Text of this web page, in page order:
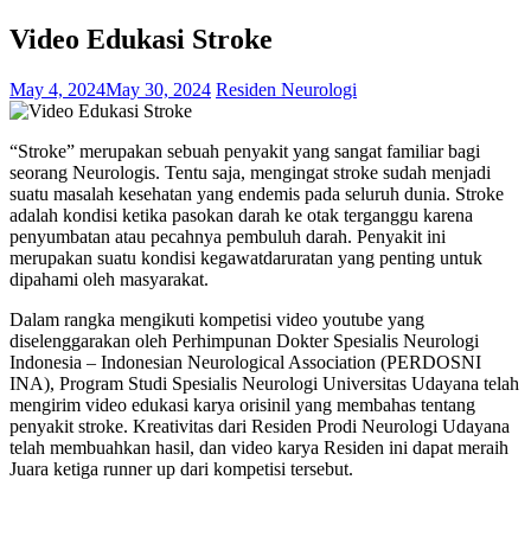
Video Edukasi Stroke
May 4, 2024May 30, 2024 Residen Neurologi
“Stroke” merupakan sebuah penyakit yang sangat familiar bagi
seorang Neurologis. Tentu saja, mengingat stroke sudah menjadi
suatu masalah kesehatan yang endemis pada seluruh dunia. Stroke
adalah kondisi ketika pasokan darah ke otak terganggu karena
penyumbatan atau pecahnya pembuluh darah. Penyakit ini
merupakan suatu kondisi kegawatdaruratan yang penting untuk
dipahami oleh masyarakat.
Dalam rangka mengikuti kompetisi video youtube yang
diselenggarakan oleh Perhimpunan Dokter Spesialis Neurologi
Indonesia – Indonesian Neurological Association (PERDOSNI
INA), Program Studi Spesialis Neurologi Universitas Udayana telah
mengirim video edukasi karya orisinil yang membahas tentang
penyakit stroke. Kreativitas dari Residen Prodi Neurologi Udayana
telah membuahkan hasil, dan video karya Residen ini dapat meraih
Juara ketiga runner up dari kompetisi tersebut.